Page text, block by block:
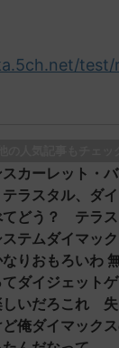
test/
カーレット・
テラスタル、ダ
てどう？ テラ
ステムダイマッ
なりおもろいわ
てダイジェット
しいだろこれ 失
俺ダイマック